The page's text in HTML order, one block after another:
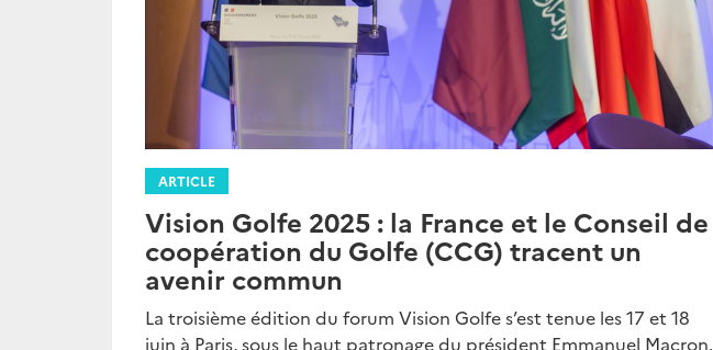
ARTICLE
Vision Golfe 2025 : la France et le Conseil de
coopération du Golfe (CCG) tracent un
avenir commun
La troisième édition du forum Vision Golfe s’est tenue les 17 et 18
juin à Paris, sous le haut patronage du président Emmanuel Macron.